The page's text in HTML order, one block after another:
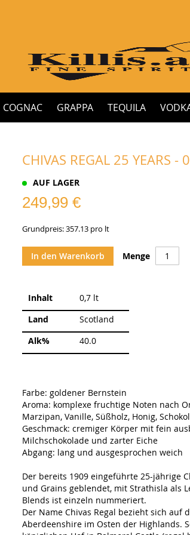
COGNAC GRAPPA TEQUILA
CHIVAS REGAL 25 YEARS -
AUF LAGER
249,99 €
Grundpreis: 357.13 pro lt
Menge
In den Warenkorb
Weitere
Inhalt
0,7 lt
Land
Scotland
Alk%
40.0
Farbe: goldener Bernstein
Aroma: komplexe fruchtige Noten nach
Marzipan, Vanille, Süßholz, Honig,
Geschmack: cremiger Körper mit fein
Milchschokolade und zarter Eiche
Abgang: lang und ausgesprochen weich
Der bereits 1909 eingeführte 25-jährige
und Grains geblendet, mit Strathisla als
Blends ist einzeln nummeriert.
Der Name Chivas Regal bezieht sich auf
Aberdeenshire im Osten der Highlands.